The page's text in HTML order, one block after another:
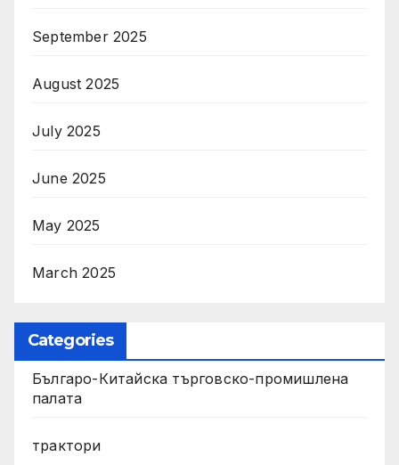
September 2025
August 2025
July 2025
June 2025
May 2025
March 2025
Categories
Българо-Китайска търговско-промишлена
палата
трактори